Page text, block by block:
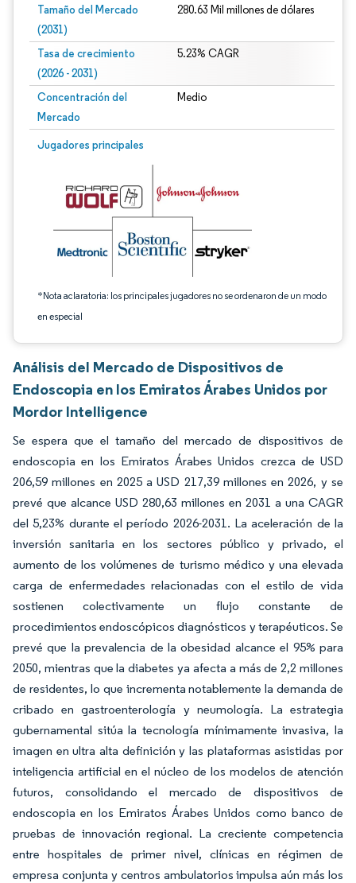
Tamaño del Mercado
(2031)
280.63 Mil millones de dólares
Tasa de crecimiento
(2026 - 2031)
5.23% CAGR
Concentración del
Mercado
Medio
Jugadores principales
*Nota aclaratoria: los principales jugadores no se ordenaron de un modo
en especial
Imagen © Mordor Intelligence. El uso requiere atribución según CC BY 4.0.
Análisis del Mercado de Dispositivos de
Endoscopia en los Emiratos Árabes Unidos por
Mordor Intelligence
Se espera que el tamaño del mercado de dispositivos de
endoscopia en los Emiratos Árabes Unidos crezca de USD
206,59 millones en 2025 a USD 217,39 millones en 2026, y se
prevé que alcance USD 280,63 millones en 2031 a una CAGR
del 5,23% durante el período 2026-2031. La aceleración de la
inversión sanitaria en los sectores público y privado, el
aumento de los volúmenes de turismo médico y una elevada
carga de enfermedades relacionadas con el estilo de vida
sostienen colectivamente un flujo constante de
procedimientos endoscópicos diagnósticos y terapéuticos. Se
prevé que la prevalencia de la obesidad alcance el 95% para
2050, mientras que la diabetes ya afecta a más de 2,2 millones
de residentes, lo que incrementa notablemente la demanda de
cribado en gastroenterología y neumología. La estrategia
gubernamental sitúa la tecnología mínimamente invasiva, la
imagen en ultra alta definición y las plataformas asistidas por
inteligencia artificial en el núcleo de los modelos de atención
futuros, consolidando el mercado de dispositivos de
endoscopia en los Emiratos Árabes Unidos como banco de
pruebas de innovación regional. La creciente competencia
entre hospitales de primer nivel, clínicas en régimen de
empresa conjunta y centros ambulatorios impulsa aún más los